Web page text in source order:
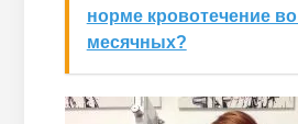
норме кровотечение
месячных?